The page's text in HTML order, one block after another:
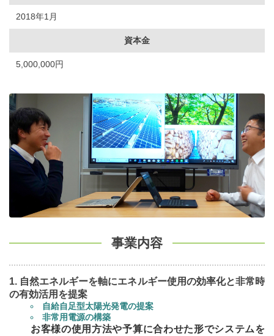
2018年1月
資本金
5,000,000円
事業内容
自然エネルギーを軸にエネルギー使用の効率化と非常時
の有効活用を提案
自給自足型太陽光発電の提案
非常用電源の構築
お客様の使用方法や予算に合わせた形でシステムを